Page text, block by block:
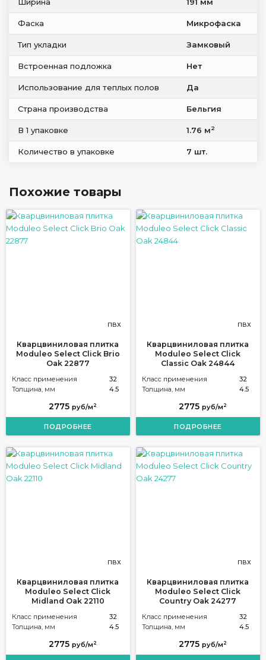
Фаска Микрофаска
Тип укладки Замковый
Встроенная подложка Нет
Использование для теплых полов Да
Страна производства Бельгия
В 1 упаковке 1.76 м2
Количество в упаковке 7 шт.
Похожие товары
ПВХ
Кварцвиниловая плитка
Moduleo Select Click Brio
Oak 22877
Класс применения
32
Толщина, мм
4.5
2775 руб/м 2
ПОДРОБНЕЕ
ПВХ
Кварцвиниловая плитка
Moduleo Select Click
Classic Oak 24844
Класс применения
32
Толщина, мм
4.5
2775 руб/м 2
ПОДРОБНЕЕ
ПВХ
Кварцвиниловая плитка
Moduleo Select Click
Midland Oak 22110
Класс применения
32
Толщина, мм
4.5
2775 руб/м 2
ПВХ
Кварцвиниловая плитка
Moduleo Select Click
Country Oak 24277
Класс применения
32
Толщина, мм
4.5
2775 руб/м 2